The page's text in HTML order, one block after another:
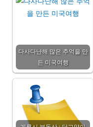
다사다난해 많은 추억을 만
든 미국여행